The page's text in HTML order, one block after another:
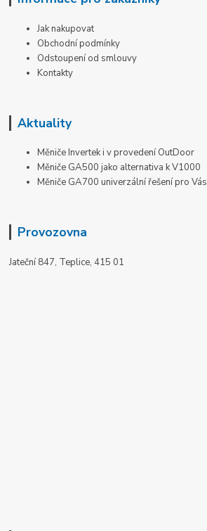
Jak nakupovat
Obchodní podmínky
Odstoupení od smlouvy
Kontakty
Aktuality
Měniče Invertek i v provedení OutDoor
Měniče GA500 jako alternativa k V1000
Měniče GA700 univerzální řešení pro Vás
Provozovna
Jateční 847, Teplice, 415 01